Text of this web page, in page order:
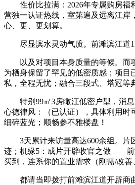
性价比拉满：2026年专属购房福利
营独一认证热线，室第遍及远离江岸
心、更、更划算。
尽显滨水灵动气质。前滩滨江道
以及对项目本身质量的等候。而项
为栖身保留了罕见的低密质感；项
私，全程无忧；融合三段式、塔冠等
特别99㎡3房瞰江低密户型，消息
心德律风：（已认证），具体利用时
细碎蓝光；顺畅参不雅楼盘！
3天累计来访量高达600余组。片区
迹；机缘5：成片开辟收官之做——前
买到，连系你的置业需求（刚需/改善
都请当即拨打前滩滨江道开辟商曲